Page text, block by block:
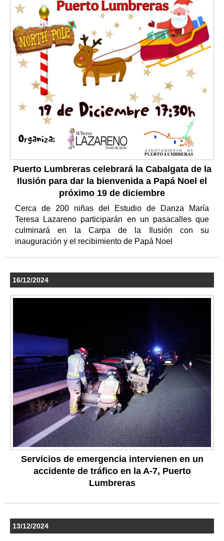
Puerto Lumbreras celebrará la Cabalgata de la
Ilusión para dar la bienvenida a Papá Noel el
próximo 19 de diciembre
Cerca de 200 niñas del Estudio de Danza María
Teresa Lazareno participarán en un pasacalles que
culminará en la Carpa de la Ilusión con su
inauguración y el recibimiento de Papá Noel
16/12/2024
Servicios de emergencia intervienen en un
accidente de tráfico en la A-7, Puerto
Lumbreras
13/12/2024